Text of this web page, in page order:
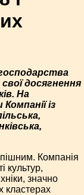
досягнення
На
із
Компанія
культур,
значно
кластерах